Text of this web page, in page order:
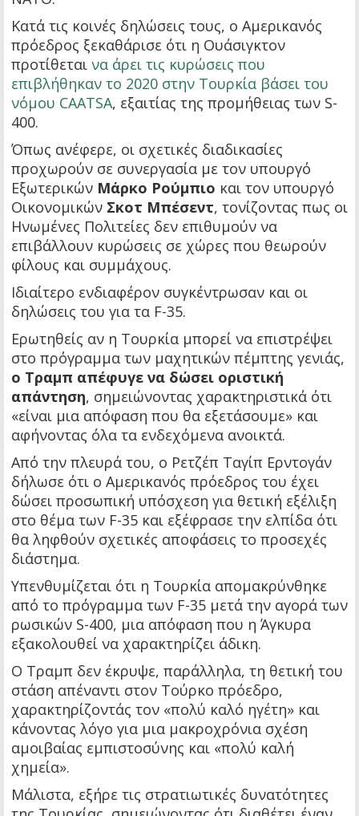
Κατά τις κοινές δηλώσεις τους, ο Αμερικανός
πρόεδρος ξεκαθάρισε ότι η Ουάσιγκτον
προτίθεται να άρει τις κυρώσεις που
επιβλήθηκαν το 2020 στην Τουρκία βάσει του
νόμου CAATSA, εξαιτίας της προμήθειας των S-
400.
Όπως ανέφερε, οι σχετικές διαδικασίες
προχωρούν σε συνεργασία με τον υπουργό
Εξωτερικών Μάρκο Ρούμπιο και τον υπουργό
Οικονομικών Σκοτ Μπέσεντ, τονίζοντας πως οι
Ηνωμένες Πολιτείες δεν επιθυμούν να
επιβάλλουν κυρώσεις σε χώρες που θεωρούν
φίλους και συμμάχους.
Ιδιαίτερο ενδιαφέρον συγκέντρωσαν και οι
δηλώσεις του για τα F-35.
Ερωτηθείς αν η Τουρκία μπορεί να επιστρέψει
στο πρόγραμμα των μαχητικών πέμπτης γενιάς,
ο Τραμπ απέφυγε να δώσει οριστική
απάντηση, σημειώνοντας χαρακτηριστικά ότι
«είναι μια απόφαση που θα εξετάσουμε» και
αφήνοντας όλα τα ενδεχόμενα ανοικτά.
Από την πλευρά του, ο Ρετζέπ Ταγίπ Ερντογάν
δήλωσε ότι ο Αμερικανός πρόεδρος του έχει
δώσει προσωπική υπόσχεση για θετική εξέλιξη
στο θέμα των F-35 και εξέφρασε την ελπίδα ότι
θα ληφθούν σχετικές αποφάσεις το προσεχές
διάστημα.
Υπενθυμίζεται ότι η Τουρκία απομακρύνθηκε
από το πρόγραμμα των F-35 μετά την αγορά των
ρωσικών S-400, μια απόφαση που η Άγκυρα
εξακολουθεί να χαρακτηρίζει άδικη.
Ο Τραμπ δεν έκρυψε, παράλληλα, τη θετική του
στάση απέναντι στον Τούρκο πρόεδρο,
χαρακτηρίζοντάς τον «πολύ καλό ηγέτη» και
κάνοντας λόγο για μια μακροχρόνια σχέση
αμοιβαίας εμπιστοσύνης και «πολύ καλή
χημεία».
Μάλιστα, εξήρε τις στρατιωτικές δυνατότητες